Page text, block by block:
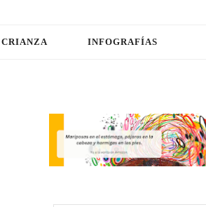
CRIANZA INFOGRAFÍAS